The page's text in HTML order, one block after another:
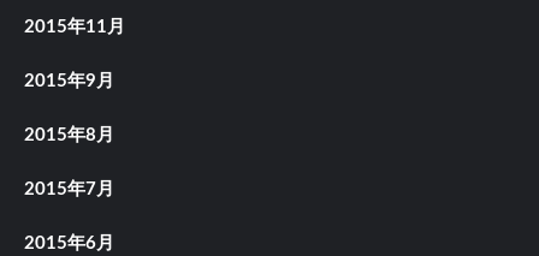
2015年11月
2015年9月
2015年8月
2015年7月
2015年6月